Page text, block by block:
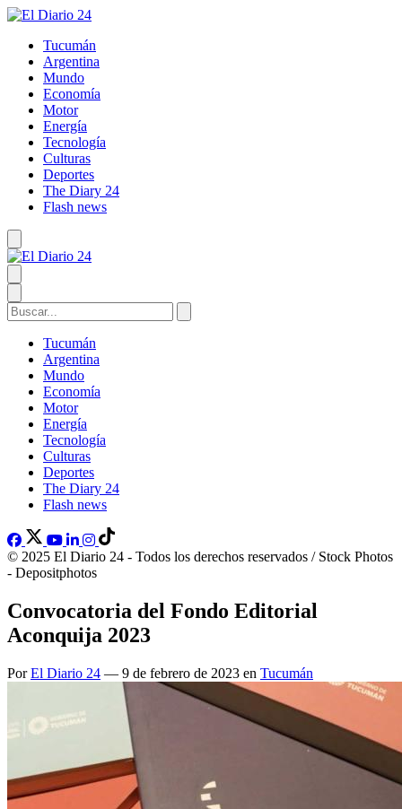
Tucumán
Argentina
Mundo
Economía
Motor
Energía
Tecnología
Culturas
Deportes
The Diary 24
Flash news
Tucumán
Argentina
Mundo
Economía
Motor
Energía
Tecnología
Culturas
Deportes
The Diary 24
Flash news
© 2025 El Diario 24 - Todos los derechos reservados / Stock Photos
- Depositphotos
Convocatoria del Fondo Editorial
Aconquija 2023
PorEl Diario 24 — 9 de febrero de 2023 en Tucumán